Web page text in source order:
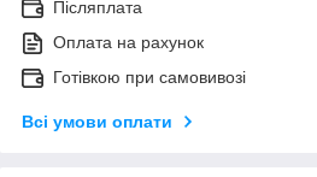
Післяплата
Оплата на рахунок
Готівкою при самовивозі
Всі умови оплати